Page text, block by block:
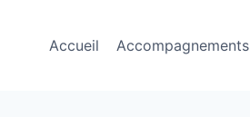
Accueil Accompagnements